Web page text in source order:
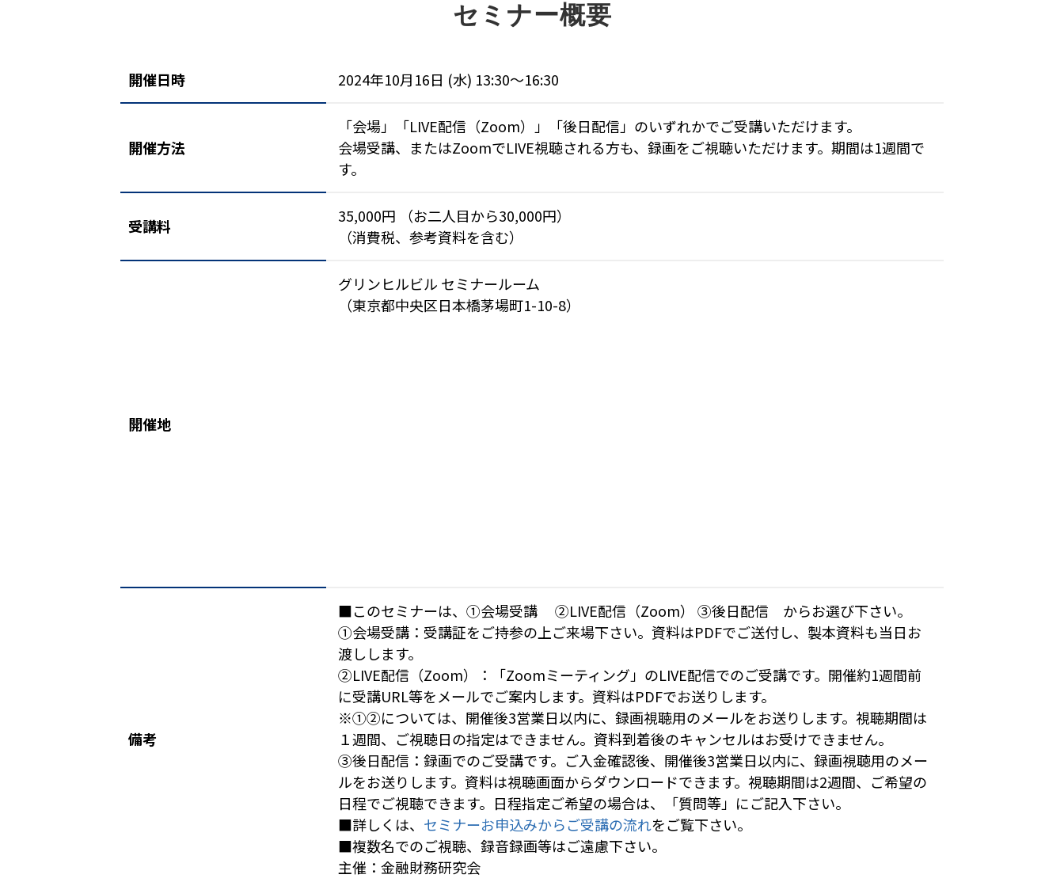
セミナー概要
開催日時 2024年10月16日 (水) 13:30〜16:30
開催方法
「会場」「LIVE配信（Zoom）」「後日配信」のいずれかでご受講いただけます。
会場受講、またはZoomでLIVE視聴される方も、録画をご視聴いただけます。期間は1週間で
す。
受講料
35,000円 （お二人目から30,000円）
（消費税、参考資料を含む）
開催地
グリンヒルビル セミナールーム
（東京都中央区日本橋茅場町1-10-8）
備考
■このセミナーは、①会場受講 ②LIVE配信（Zoom） ③後日配信 からお選び下さい。
①会場受講：受講証をご持参の上ご来場下さい。資料はPDFでご送付し、製本資料も当日お
渡しします。
②LIVE配信（Zoom）：「Zoomミーティング」のLIVE配信でのご受講です。開催約1週間前
に受講URL等をメールでご案内します。資料はPDFでお送りします。
※①②については、開催後3営業日以内に、録画視聴用のメールをお送りします。視聴期間は
１週間、ご視聴日の指定はできません。資料到着後のキャンセルはお受けできません。
③後日配信：録画でのご受講です。ご入金確認後、開催後3営業日以内に、録画視聴用のメー
ルをお送りします。資料は視聴画面からダウンロードできます。視聴期間は2週間、ご希望の
日程でご視聴できます。日程指定ご希望の場合は、「質問等」にご記入下さい。
■詳しくは、 セミナーお申込みからご受講の流れをご覧下さい。
■複数名でのご視聴、録音録画等はご遠慮下さい。
主催：金融財務研究会